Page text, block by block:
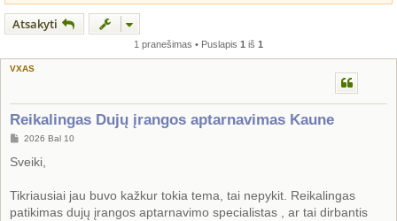
Atsakyti
1 pranešimas • Puslapis 1 iš 1
VXAS
Reikalingas Dujų įrangos aptarnavimas Kaune
S
a
n
a
r
t
2026 Bal 10
Sveiki,
Tikriausiai jau buvo kažkur tokia tema, tai nepykit. Reikalingas
patikimas dujų įrangos aptarnavimo specialistas , ar tai dirbantis